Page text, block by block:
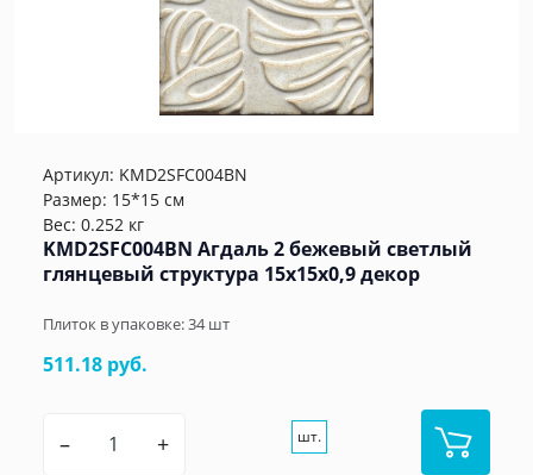
Артикул: KMD2SFC004BN
Размер: 15*15 см
Вес: 0.252 кг
KMD2SFC004BN Агдаль 2 бежевый светлый
глянцевый структура 15x15x0,9 декор
Плиток в упаковке:34шт
511.18 руб.
– + шт.